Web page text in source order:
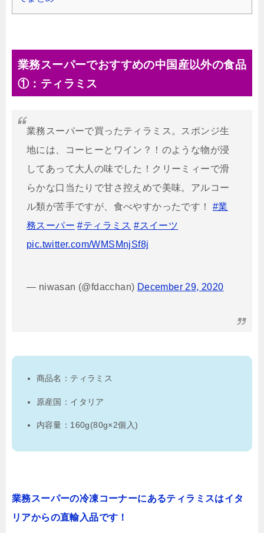
業務スーパーでおすすめの中国産以外の食品
①：ティラミス
業務スーパーで買ったティラミス。スポンジ生
地には、コーヒーとワイン？！のような物が浸
してあって大人の味でした！クリーミィーで滑
らかな口当たりで甘さ控えめで美味。アルコー
ル類が苦手ですが、食べやすかったです！ #業
務スーパー #ティラミス #スイーツ
pic.twitter.com/WMSMnjSf8j
— niwasan (@fdacchan) December 29, 2020
商品名：ティラミス
原産国：イタリア
内容量：160g(80g×2個入)
業務スーパーの冷凍コーナーにあるティラミスはイタ
リアからの直輸入品です！